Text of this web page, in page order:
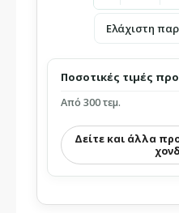
Ελάχιστη
Ποσοτικές τιμές
Από 300 τεμ.
Δείτε και άλλα